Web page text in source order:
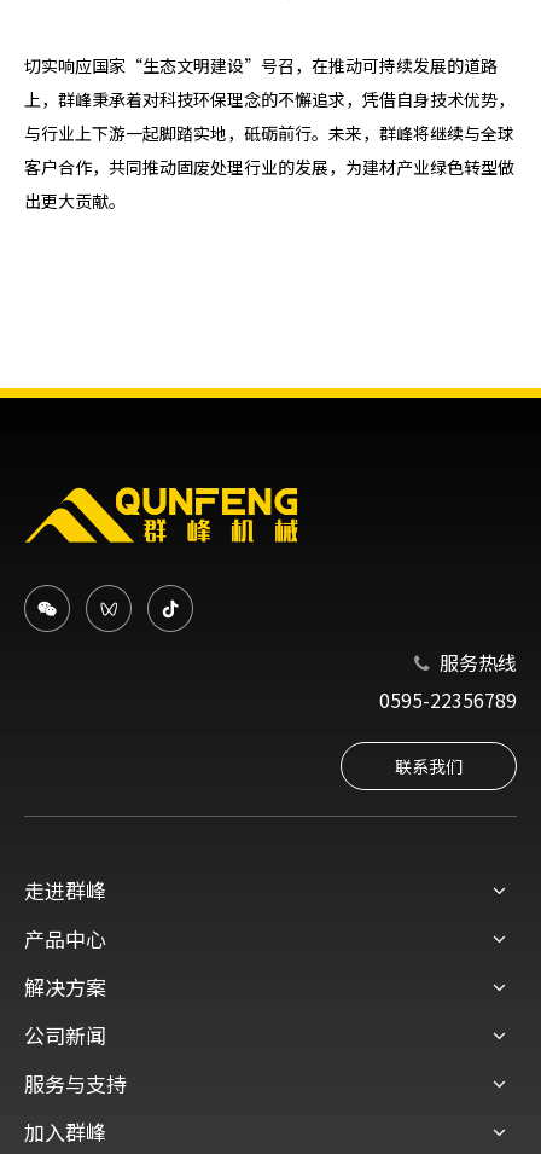
切实响应国家“生态文明建设”号召，在推动可持续发展的道路
上，群峰秉承着对科技环保理念的不懈追求，凭借自身技术优势，
与行业上下游一起脚踏实地，砥砺前行。未来，群峰将继续与全球
客户合作，共同推动固废处理行业的发展，为建材产业绿色转型做
出更大贡献。
 服务热线
0595-22356789
联系我们
走进群峰
产品中心
解决方案
公司新闻
服务与支持
加入群峰